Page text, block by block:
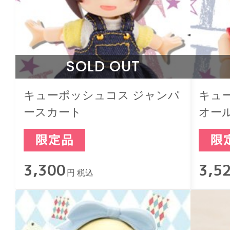
SOLD OUT
キューポッシュコス ジャンパ
ースカート
3,300 円 税込
キュ
オー